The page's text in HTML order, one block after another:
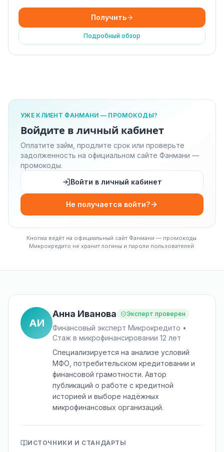
Получить
Подробный обзор
УЖЕ КЛИЕНТ ФАНМАНИ — ПРОМОКОДЫ?
Войдите в личный кабинет
Оплатите займ, продлите срок или проверьте
задолженность на официальном сайте Фанмани —
промокоды.
Войти в личный кабинет
Не получается войти?
Кнопка ведёт на официальный сайт Фанмани — промокоды.
Микрокредито не хранит логины и пароли пользователей.
АИ
Анна Иванова Эксперт проверен
Финансовый эксперт Микрокредито •
Стаж в микрофинансировании 12 лет
Специализируется на анализе условий
МФО, потребительском кредитовании и
финансовой грамотности. Автор
публикаций о работе с кредитной
историей и выборе надёжных
микрофинансовых организаций.
ИСТОЧНИКИ И СТАНДАРТЫ